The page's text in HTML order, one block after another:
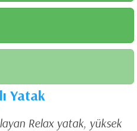
Yatak
Relax yatak, yüksek